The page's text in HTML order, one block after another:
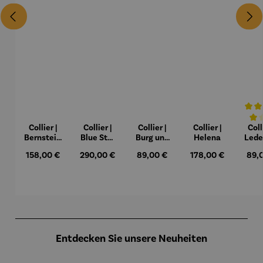
Collier |
Bernstein
Mond und
Regulärer Preis:
158,00 €
Collier |
Blue Star
Waszak
Regulärer Preis:
290,00 €
Collier |
Burg und
Paul Klee
Regulärer Preis:
89,00 €
Collier |
Helena
Regulärer Preis:
178,00 €
Entdecken Sie unsere Neuheiten